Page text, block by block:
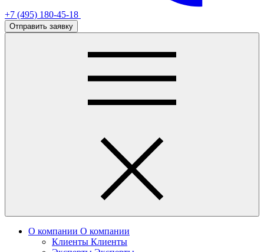
+7 (495) 180-45-18
Отправить заявку
О компании О компании
Клиенты Клиенты